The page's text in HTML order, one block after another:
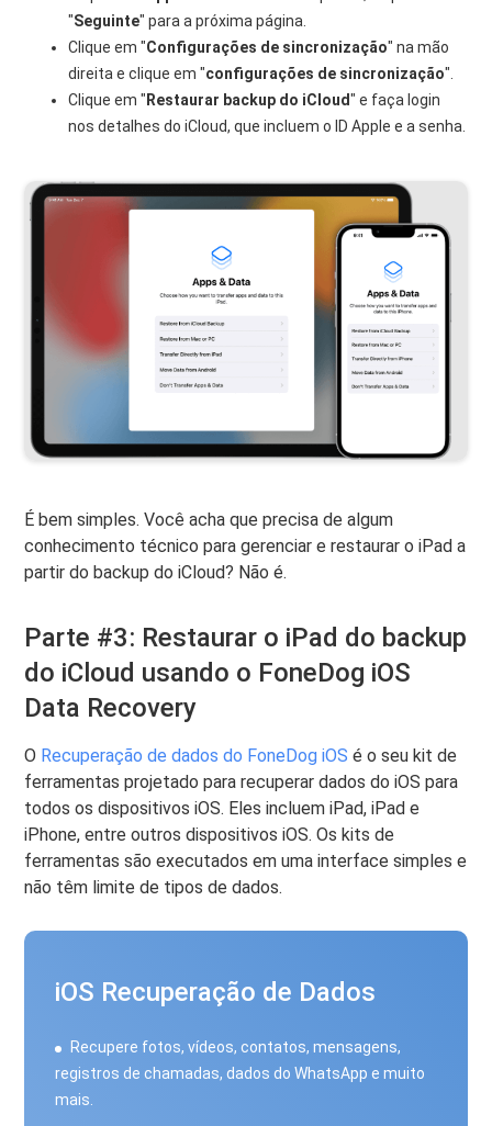
"Seguinte" para a próxima página.
Clique em "Configurações de sincronização" na mão
direita e clique em "configurações de sincronização".
Clique em " Restaurar backup do iCloud" e faça login
nos detalhes do iCloud, que incluem o ID Apple e a senha.
É bem simples. Você acha que precisa de algum
conhecimento técnico para gerenciar e restaurar o iPad a
partir do backup do iCloud? Não é.
Parte #3: Restaurar o iPad do backup
do iCloud usando o FoneDog iOS
Data Recovery
O Recuperação de dados do FoneDog iOS é o seu kit de
ferramentas projetado para recuperar dados do iOS para
todos os dispositivos iOS. Eles incluem iPad, iPad e
iPhone, entre outros dispositivos iOS. Os kits de
ferramentas são executados em uma interface simples e
não têm limite de tipos de dados.
iOS Recuperação de Dados
Recupere fotos, vídeos, contatos, mensagens,
registros de chamadas, dados do WhatsApp e muito
mais.